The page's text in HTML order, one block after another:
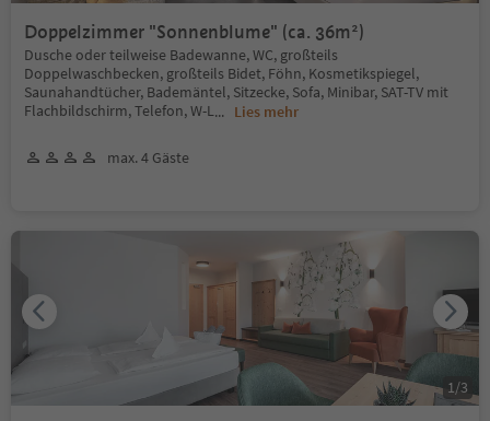
Doppelzimmer "Sonnenblume" (ca. 36m²)
Dusche oder teilweise Badewanne, WC, großteils
Doppelwaschbecken, großteils Bidet, Föhn, Kosmetikspiegel,
Saunahandtücher, Bademäntel, Sitzecke, Sofa, Minibar, SAT-TV mit
Flachbildschirm, Telefon, W-L ... Lies mehr
max. 4 Gäste
1/3